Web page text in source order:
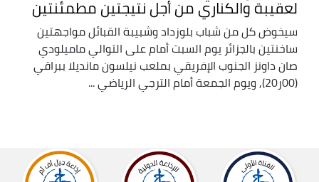
لعقيبة والكناري من أجل نتيجتين مطمئنتين
سيخوض كل من شباب بلوزداد وشبيبة القبائل مواجهتين
ساخنتين بالجزائر يوم السبت أمام على التوالي ماميلودي
صان داونز الجنوب الإفريقي بملعب نيلسون مانديلا ببراقي